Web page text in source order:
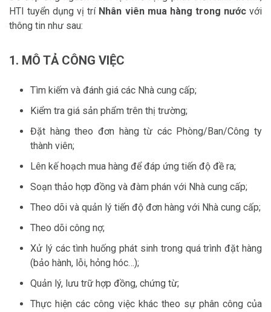
HTI tuyển dụng vị trí Nhân viên mua hàng trong nướcvới
thông tin như sau:
1. MÔ TẢ CÔNG VIỆC
Tìm kiếm và đánh giá các Nhà cung cấp;
Kiểm tra giá sản phẩm trên thị trường;
Đặt hàng theo đơn hàng từ các Phòng/Ban/Công ty
thành viên;
Lên kế hoạch mua hàng để đáp ứng tiến độ đề ra;
Soạn thảo hợp đồng và đàm phán với Nhà cung cấp;
Theo dõi và quản lý tiến độ đơn hàng với Nhà cung cấp;
Theo dõi công nợ;
Xử lý các tình huống phát sinh trong quá trình đặt hàng
(bảo hành, lỗi, hỏng hóc…);
Quản lý, lưu trữ hợp đồng, chứng từ;
Thực hiện các công việc khác theo sự phân công của